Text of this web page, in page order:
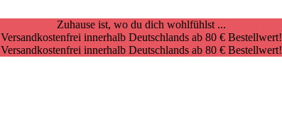
Zuhause ist, wo du dich wohlfühlst ...
Versandkostenfrei innerhalb Deutschlands ab 80 € Bestellwert!
Versandkostenfrei innerhalb Deutschlands ab 80 € Bestellwert!